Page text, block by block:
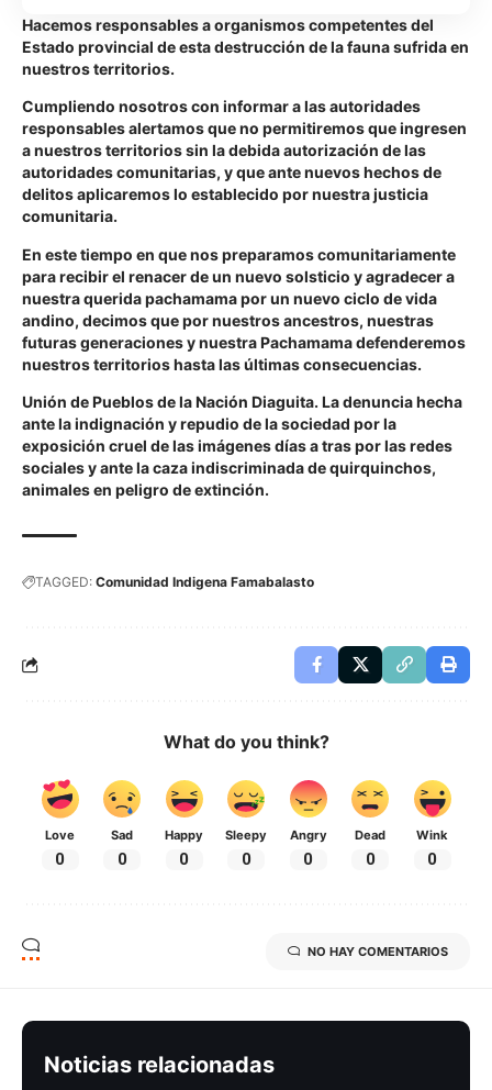
Hacemos responsables a organismos competentes del
Estado provincial de esta destrucción de la fauna sufrida en
nuestros territorios.
Cumpliendo nosotros con informar a las autoridades
responsables alertamos que no permitiremos que ingresen
a nuestros territorios sin la debida autorización de las
autoridades comunitarias, y que ante nuevos hechos de
delitos aplicaremos lo establecido por nuestra justicia
comunitaria.
En este tiempo en que nos preparamos comunitariamente
para recibir el renacer de un nuevo solsticio y agradecer a
nuestra querida pachamama por un nuevo ciclo de vida
andino, decimos que por nuestros ancestros, nuestras
futuras generaciones y nuestra Pachamama defenderemos
nuestros territorios hasta las últimas consecuencias.
Unión de Pueblos de la Nación Diaguita. La denuncia hecha
ante la indignación y repudio de la sociedad por la
exposición cruel de las imágenes días a tras por las redes
sociales y ante la caza indiscriminada de quirquinchos,
animales en peligro de extinción.
TAGGED: Comunidad Indigena Famabalasto
What do you think?
Love
0
Sad
0
Happy
0
Sleepy
0
Angry
0
Dead
0
Wink
0
NO HAY COMENTARIOS
Noticias relacionadas